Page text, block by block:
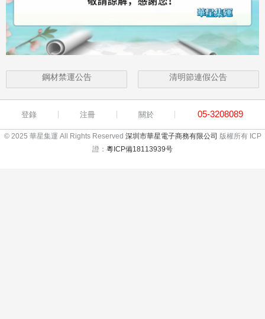
鋼材禁運公告 清明節連假公告
登錄 注冊 關於 05-3208089
© 2025 華星集運 All Rights Reserved 深圳市華星電子商務有限公司 版權所有 ICP
證： 粵ICP備18113939号